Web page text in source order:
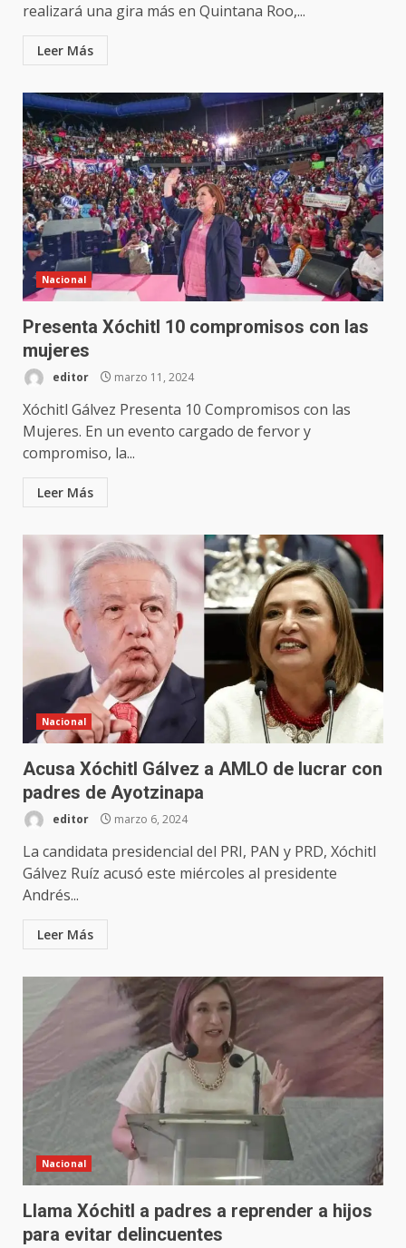
realizará una gira más en Quintana Roo,...
Leer Más
Nacional
Presenta Xóchitl 10 compromisos con las
mujeres
editor marzo 11, 2024
Xóchitl Gálvez Presenta 10 Compromisos con las
Mujeres. En un evento cargado de fervor y
compromiso, la...
Leer Más
Nacional
Acusa Xóchitl Gálvez a AMLO de lucrar con
padres de Ayotzinapa
editor marzo 6, 2024
La candidata presidencial del PRI, PAN y PRD, Xóchitl
Gálvez Ruíz acusó este miércoles al presidente
Andrés...
Leer Más
Nacional
Llama Xóchitl a padres a reprender a hijos
para evitar delincuentes